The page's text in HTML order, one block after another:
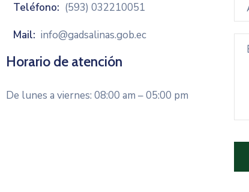
Teléfono: (593) 032210051
Mail: info@gadsalinas.gob.ec
Horario de atención
De lunes a viernes: 08:00 am – 05:00 pm